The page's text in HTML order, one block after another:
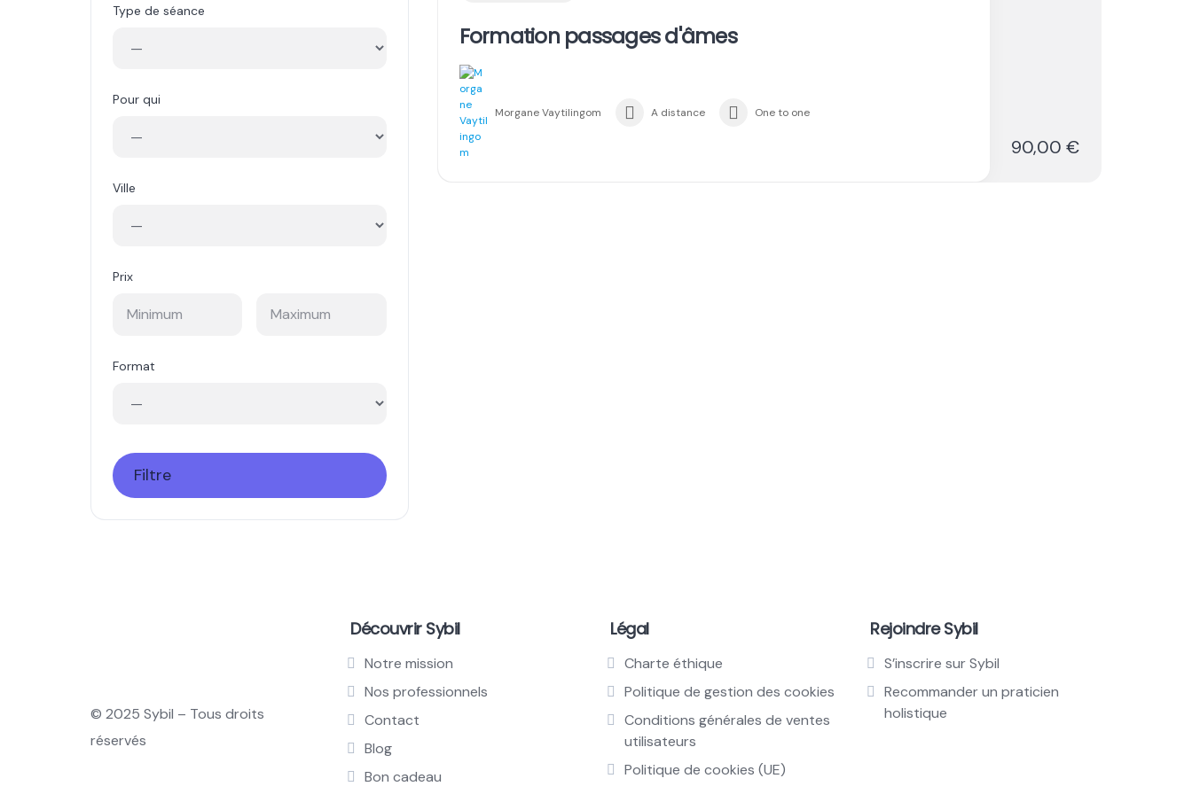
Type de séance
Pour qui
Ville
Prix
Format
Filtre
Formation passages d'âmes
Morgane Vaytilingom A distance One to one
90,00 €
© 2025 Sybil – Tous droits
réservés
Découvrir Sybil
Notre mission
Nos professionnels
Contact
Blog
Bon cadeau
Légal
Charte éthique
Politique de gestion des cookies
Conditions générales de ventes
utilisateurs
Politique de cookies (UE)
Rejoindre Sybil
S’inscrire sur Sybil
Recommander un praticien
holistique